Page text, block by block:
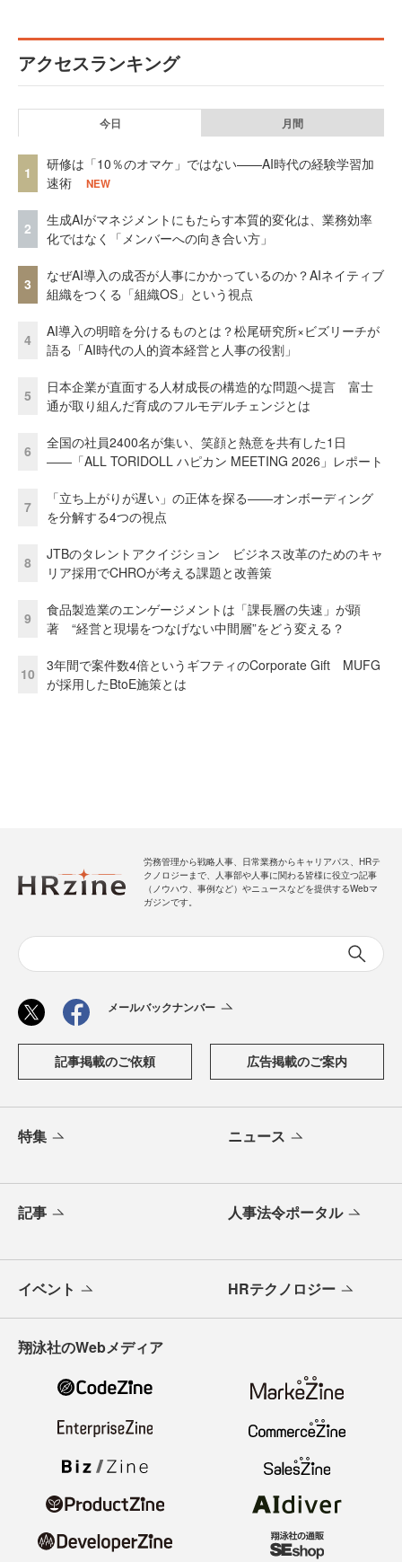
アクセスランキング
今日 月間
1
研修は「10％のオマケ」ではない——AI時代の経験学習加
速術
NEW
2
生成AIがマネジメントにもたらす本質的変化は、業務効率
化ではなく「メンバーへの向き合い方」
3
なぜAI導入の成否が人事にかかっているのか？AIネイティブ
組織をつくる「組織OS」という視点
4
AI導入の明暗を分けるものとは？松尾研究所×ビズリーチが
語る「AI時代の人的資本経営と人事の役割」
5
日本企業が直面する人材成長の構造的な問題へ提言 富士
通が取り組んだ育成のフルモデルチェンジとは
6
全国の社員2400名が集い、笑顔と熱意を共有した1日
――「ALL TORIDOLL ハピカン MEETING 2026」レポート
7
「立ち上がりが遅い」の正体を探る——オンボーディング
を分解する4つの視点
8
JTBのタレントアクイジション ビジネス改革のためのキャ
リア採用でCHROが考える課題と改善策
9
食品製造業のエンゲージメントは「課長層の失速」が顕
著 “経営と現場をつなげない中間層”をどう変える？
10
3年間で案件数4倍というギフティのCorporate Gift MUFG
が採用したBtoE施策とは
労務管理から戦略人事、日常業務からキャリアパス、HRテ
クノロジーまで、人事部や人事に関わる皆様に役立つ記事
（ノウハウ、事例など）やニュースなどを提供するWebマ
ガジンです。
メールバックナンバー
記事掲載のご依頼 広告掲載のご案内
特集 ニュース
記事 人事法令ポータル
イベント HRテクノロジー
翔泳社のWebメディア